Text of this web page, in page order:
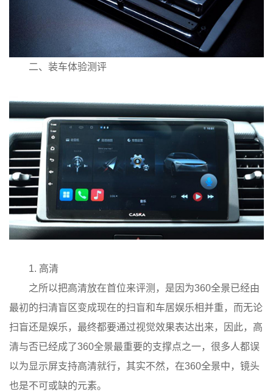
二、装车体验测评
1. 高清
之所以把高清放在首位来评测，是因为360全景已经由
最初的扫清盲区变成现在的扫盲和车居娱乐相并重，而无论
扫盲还是娱乐，最终都要通过视觉效果表达出来，因此，高
清与否已经成了360全景最重要的支撑点之一，很多人都误
以为显示屏支持高清就行，其实不然，在360全景中，镜头
也是不可或缺的元素。